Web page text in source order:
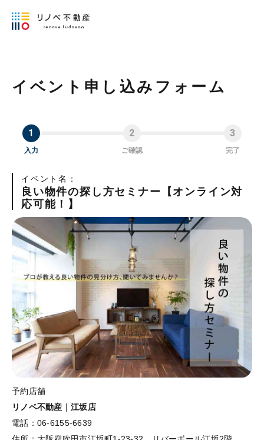
イベント申し込みフォーム
入力 ご確認 完了
イベント名：
良い物件の探し方セミナー【オンライン対
応可能！】
予約店舗
リノベ不動産｜江坂店
電話： 06-6155-6639